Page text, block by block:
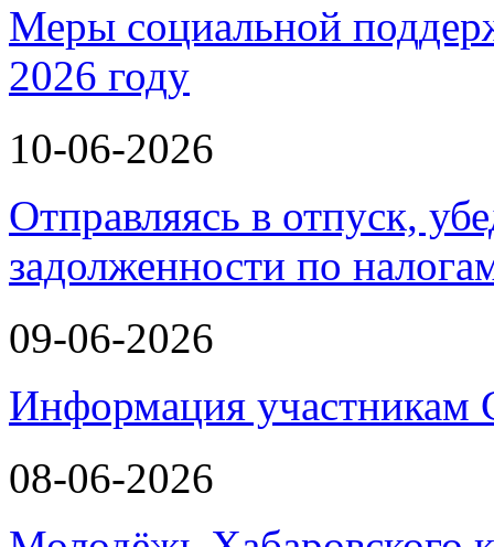
Меры социальной
2026 году
10-06-2026
Отправляясь в отпуск,
задолженности по
09-06-2026
Информация
08-06-2026